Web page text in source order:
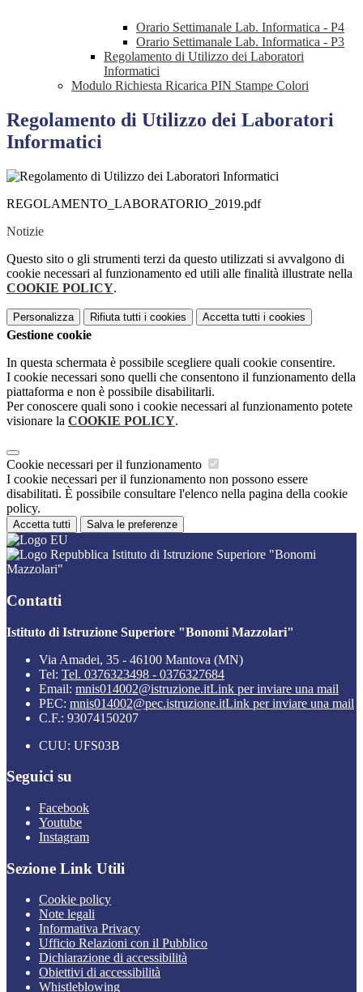
Orario Settimanale Lab. Informatica - P4
Orario Settimanale Lab. Informatica - P3
Regolamento di Utilizzo dei Laboratori
Informatici
Modulo Richiesta Ricarica PIN Stampe Colori
Regolamento di Utilizzo dei Laboratori
Informatici
REGOLAMENTO_LABORATORIO_2019.pdf
Notizie
Questo sito o gli strumenti terzi da questo utilizzati si avvalgono di
cookie necessari al funzionamento ed utili alle finalità illustrate nella
COOKIE POLICY.
Personalizza Rifiuta tutti i cookies Accetta tutti i cookies
Gestione cookie
In questa schermata è possibile scegliere quali cookie consentire.
I cookie necessari sono quelli che consentono il funzionamento della
piattaforma e non è possibile disabilitarli.
Per conoscere quali sono i cookie necessari al funzionamento potete
visionare la COOKIE POLICY.
Cookie necessari per il funzionamento
I cookie necessari per il funzionamento non possono essere
disabilitati. È possibile consultare l'elenco nella pagina della cookie
policy.
Accetta tutti Salva le preferenze
Istituto di Istruzione Superiore "Bonomi
Mazzolari"
Contatti
Istituto di Istruzione Superiore "Bonomi Mazzolari"
Via Amadei, 35 - 46100 Mantova (MN)
Tel: Tel. 0376323498 - 0376327684
Email: mnis014002@istruzione.itLink per inviare una mail
PEC: mnis014002@pec.istruzione.itLink per inviare una mail
C.F.: 93074150207
CUU: UFS03B
Seguici su
Facebook
Youtube
Instagram
Sezione Link Utili
Cookie policy
Note legali
Informativa Privacy
Ufficio Relazioni con il Pubblico
Dichiarazione di accessibilità
Obiettivi di accessibilità
Whistleblowing